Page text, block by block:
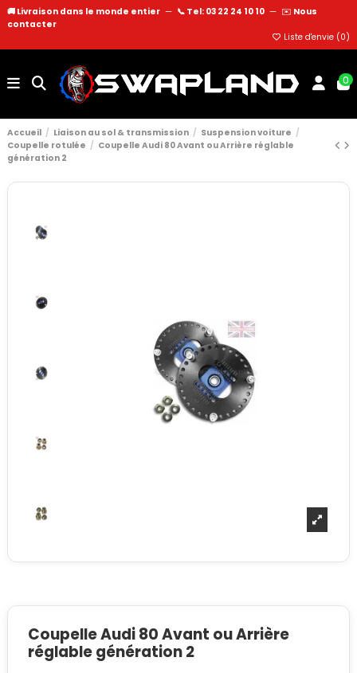
🚚 Livraison dans le monde entier — 📞 Tel: 03 22 24 10 10 — ✉️ Nous
contacter
Liste d'envie (0)
0
Accueil Liaison au sol & transmission
Suspension voiture
Coupelle rotulée
Coupelle Audi 80 Avant ou Arrière réglable
génération 2
Coupelle Audi 80 Avant ou Arrière
réglable génération 2